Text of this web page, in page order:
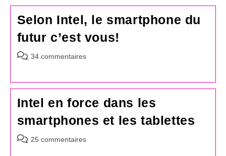
publication :
Selon Intel, le smartphone du
futur c’est vous!
Commentaires
publication :
34 commentaires
Intel en force dans les
smartphones et les tablettes
Commentaires
25 commentaires